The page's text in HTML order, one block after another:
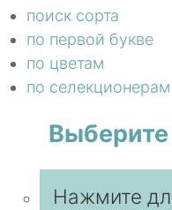
поиск сорта
по первой букве
по цветам
по селекционерам
Нажмите